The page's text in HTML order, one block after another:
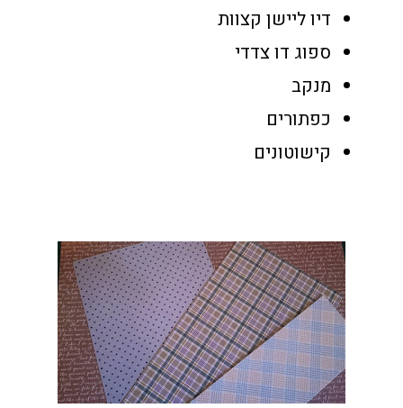
דיו ליישן קצוות
ספוג דו צדדי
מנקב
כפתורים
קישוטונים